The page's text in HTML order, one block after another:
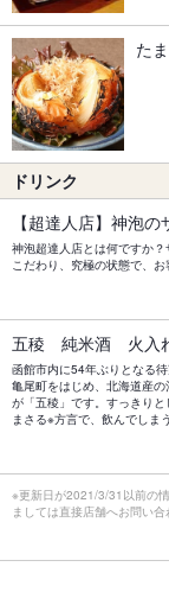
た
ドリンク
【超達人店】神泡
神泡超達人店とは何ですか
こだわり、究極の状態で、お
五稜 純米酒 火入
函館市内に54年ぶりとなる
亀尾町をはじめ、北海道産
が「五稜」です。すっきり
まさる※方言で、飲んでしま
※更新日が2021/3/31以前の
ましては直接店舗へお問い合